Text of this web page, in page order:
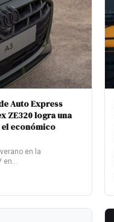
Auto Express
ZE320 logra una
económico
en la
en…